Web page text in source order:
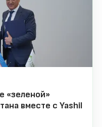
инвестиционной
«зеленой»
вместе с Yashil